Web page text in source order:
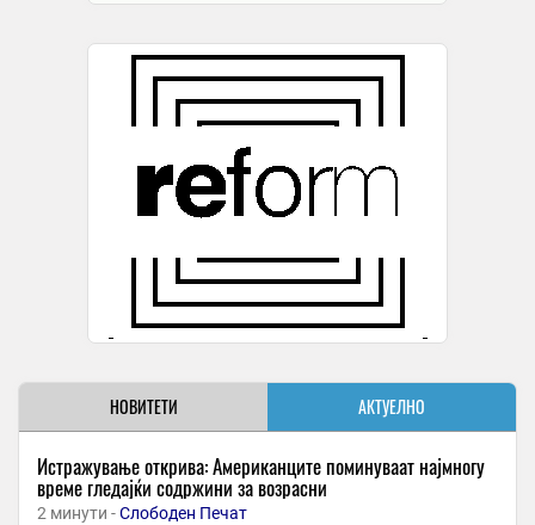
НОВИТЕТИ АКТУЕЛНО
Истражување открива: Американците поминуваат најмногу
време гледајќи содржини за возрасни
2 минути -Слободен Печат